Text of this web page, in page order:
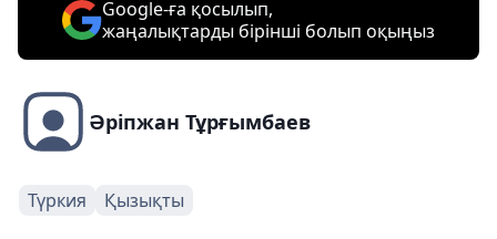
Google-ға қосылып,
жаңалықтарды бірінші болып оқыңыз
Әріпжан Тұрғымбаев
Түркия Қызықты